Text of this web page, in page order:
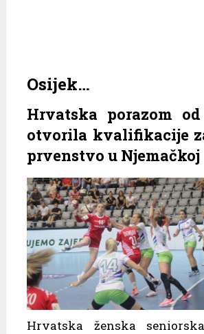
Osijek…
Hrvatska porazom
otvorila kvalifikacije
prvenstvo u Njemačkoj
Hrvatska ženska